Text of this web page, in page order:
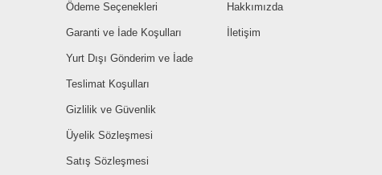
Ödeme Seçenekleri
Garanti ve İade Koşulları
Yurt Dışı Gönderim ve İade
Teslimat Koşulları
Gizlilik ve Güvenlik
Üyelik Sözleşmesi
Satış Sözleşmesi
Hakkımızda
İletişim